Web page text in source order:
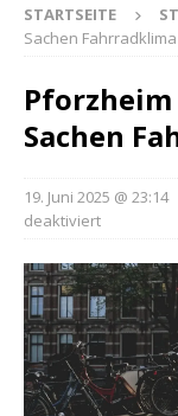
STARTSEITE
Sachen Fahrradklima
Sachen
19. Juni 2025 @ 23:14
deaktiviert